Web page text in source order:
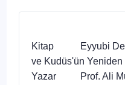
Kitap Eyyubi
ve Kudüs'ün
Yazar Prof. Ali